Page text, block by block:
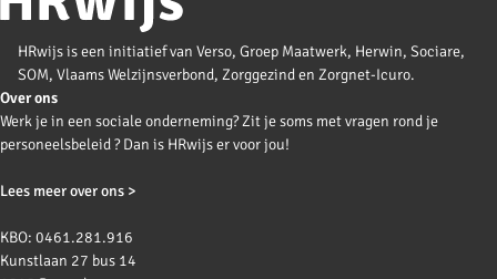
HRwijs is een initiatief van Verso, Groep Maatwerk, Herwin, Sociare,
SOM, Vlaams Welzijnsverbond, Zorggezind en Zorgnet-Icuro.
Over ons
Werk je in een sociale onderneming? Zit je soms met vragen rond je
personeelsbeleid ? Dan is HRwijs er voor jou!
Lees meer over ons >
KBO: 0461.281.916
Kunstlaan 27 bus 14